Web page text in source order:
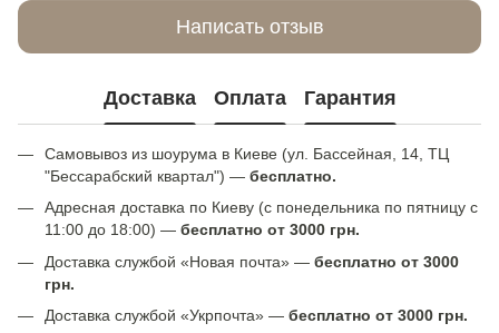
Написать отзыв
Доставка Оплата Гарантия
Самовывоз из шоурума в Киеве (ул. Бассейная, 14, ТЦ
"Бессарабский квартал") — бесплатно.
Адресная доставка по Киеву (с понедельника по пятницу с
11:00 до 18:00) — бесплатно от 3000 грн.
Доставка службой «Новая почта» — бесплатно от 3000
грн.
Доставка службой «Укрпочта» — бесплатно от 3000 грн.